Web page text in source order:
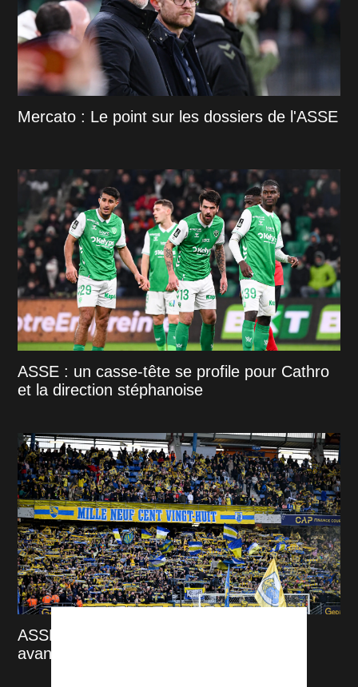
Mercato : Le point sur les dossiers de l'ASSE
ASSE : un casse-tête se profile pour Cathro
et la direction stéphanoise
ASSE : Sochaux annonce une fermeture
avant la venue des Verts